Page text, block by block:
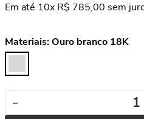
Em até 10x R$ 785,00 sem
Materiais:Ouro branco 18K
－